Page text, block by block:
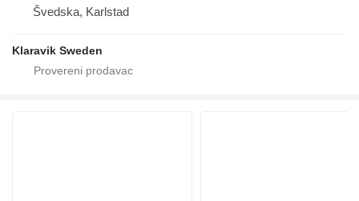
Švedska, Karlstad
Klaravik Sweden